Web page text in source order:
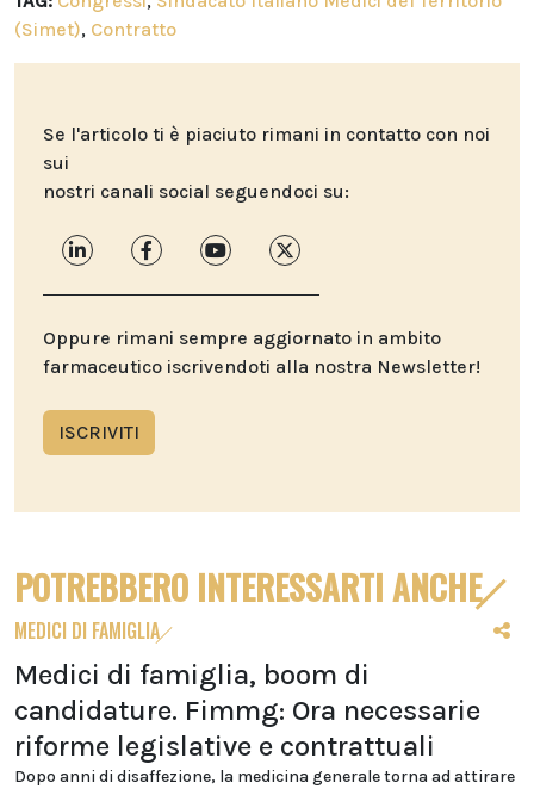
(Simet), Contratto
Se l'articolo ti è piaciuto rimani in contatto con noi
sui
nostri canali social seguendoci su:
Oppure rimani sempre aggiornato in ambito
farmaceutico iscrivendoti alla nostra Newsletter!
ISCRIVITI
POTREBBERO INTERESSARTI ANCHE
MEDICI DI FAMIGLIA
Medici di famiglia, boom di
candidature. Fimmg: Ora necessarie
riforme legislative e contrattuali
Dopo anni di disaffezione, la medicina generale torna ad attirare